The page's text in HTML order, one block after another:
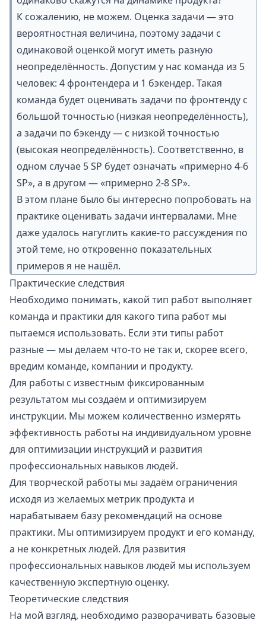
К сожалению, не можем. Оценка задачи — это
вероятностная величина, поэтому задачи с
одинаковой оценкой могут иметь разную
неопределённость. Допустим у нас команда из 5
человек: 4 фронтендера и 1 бэкендер. Такая
команда будет оценивать задачи по фронтенду с
большой точностью (низкая неопределённость),
а задачи по бэкенду — с низкой точностью
(высокая неопределённость). Соответственно, в
одном случае 5 SP будет означать «примерно 4-6
SP», а в другом — «примерно 2-8 SP».
В этом плане было бы интересно попробовать на
практике оценивать задачи интервалами. Мне
даже удалось нагуглить какие-то рассуждения по
этой теме, но откровенно показательных
примеров я не нашёл.
Практические следствия
Необходимо понимать, какой тип работ выполняет
команда и практики для какого типа работ мы
пытаемся использовать. Если эти типы работ
разные — мы делаем что-то не так и, скорее всего,
вредим команде, компании и продукту.
Для работы с известным фиксированным
результатом мы создаём и оптимизируем
инструкции. Мы можем количественно измерять
эффективность работы на индивидуальном уровне
для оптимизации инструкций и развития
профессиональных навыков людей.
Для творческой работы мы задаём ограничения
исходя из желаемых метрик продукта и
нарабатываем базу рекомендаций на основе
практики. Мы оптимизируем продукт и его команду,
а не конкретных людей. Для развития
профессиональных навыков людей мы используем
качественную экспертную оценку.
Теоретические следствия
На мой взгляд, необходимо разворачивать базовые